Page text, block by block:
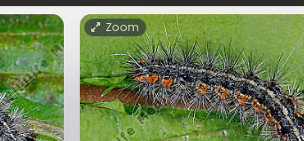
Zoom